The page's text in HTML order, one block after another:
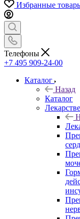
Избранные
Телефоны
+7 495 909-24-00
Каталог
Назад
Каталог